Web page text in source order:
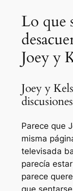
Lo que
Joey y
Joey y
Parece que
misma
televisada
parecía
parece
que